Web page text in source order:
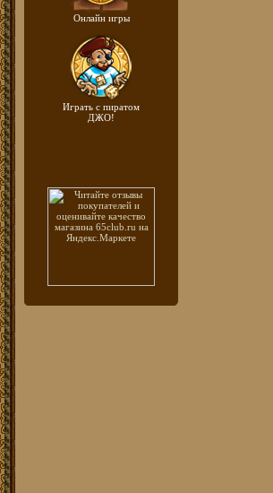
Онлайн игры
Играть с пиратом
ДЖО!